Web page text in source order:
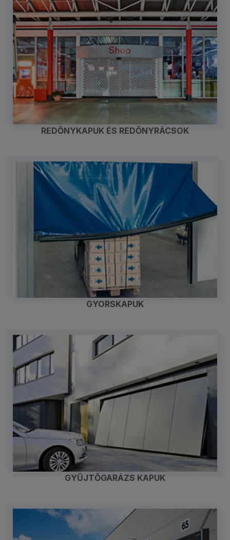
REDŐNYKAPUK ÉS REDŐNYRÁCSOK
GYORSKAPUK
GYŰJTŐGARÁZS KAPUK